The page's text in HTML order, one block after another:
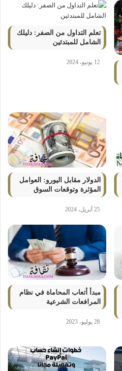
تعلم التداول من الصفر: دليلك
الشامل للمبتدئين
12 يونيو، 2024
الدولار مقابل اليورو: العوامل
المؤثرة وتوقعات السوق
25 أبريل، 2024
مبدأ أتعاب المحاماة في نظام
المرافعات الشرعية
28 يوليو، 2023